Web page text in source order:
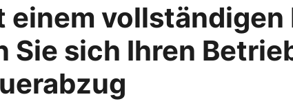
einem
Sie sich Ihren